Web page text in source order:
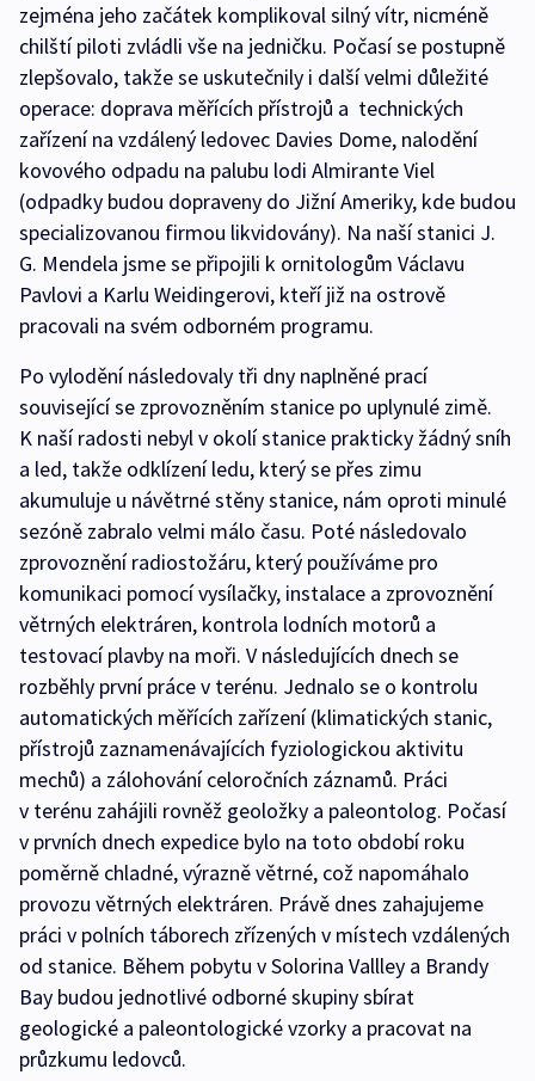
zejména jeho začátek komplikoval silný vítr, nicméně
chilští piloti zvládli vše na jedničku. Počasí se postupně
zlepšovalo, takže se uskutečnily i další velmi důležité
operace: doprava měřících přístrojů a technických
zařízení na vzdálený ledovec Davies Dome, nalodění
kovového odpadu na palubu lodi Almirante Viel
(odpadky budou dopraveny do Jižní Ameriky, kde budou
specializovanou firmou likvidovány). Na naší stanici J.
G. Mendela jsme se připojili k ornitologům Václavu
Pavlovi a Karlu Weidingerovi, kteří již na ostrově
pracovali na svém odborném programu.
Po vylodění následovaly tři dny naplněné prací
související se zprovozněním stanice po uplynulé zimě.
K naší radosti nebyl v okolí stanice prakticky žádný sníh
a led, takže odklízení ledu, který se přes zimu
akumuluje u návětrné stěny stanice, nám oproti minulé
sezóně zabralo velmi málo času. Poté následovalo
zprovoznění radiostožáru, který používáme pro
komunikaci pomocí vysílačky, instalace a zprovoznění
větrných elektráren, kontrola lodních motorů a
testovací plavby na moři. V následujících dnech se
rozběhly první práce v terénu. Jednalo se o kontrolu
automatických měřících zařízení (klimatických stanic,
přístrojů zaznamenávajících fyziologickou aktivitu
mechů) a zálohování celoročních záznamů. Práci
v terénu zahájili rovněž geoložky a paleontolog. Počasí
v prvních dnech expedice bylo na toto období roku
poměrně chladné, výrazně větrné, což napomáhalo
provozu větrných elektráren. Právě dnes zahajujeme
práci v polních táborech zřízených v místech vzdálených
od stanice. Během pobytu v Solorina Vallley a Brandy
Bay budou jednotlivé odborné skupiny sbírat
geologické a paleontologické vzorky a pracovat na
průzkumu ledovců.